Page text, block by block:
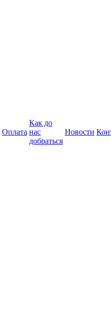
Оплата
Как до
нас
добраться
Новости